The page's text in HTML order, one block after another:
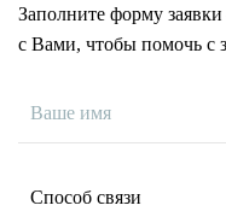
Заполните форму
с Вами, чтобы помочь с